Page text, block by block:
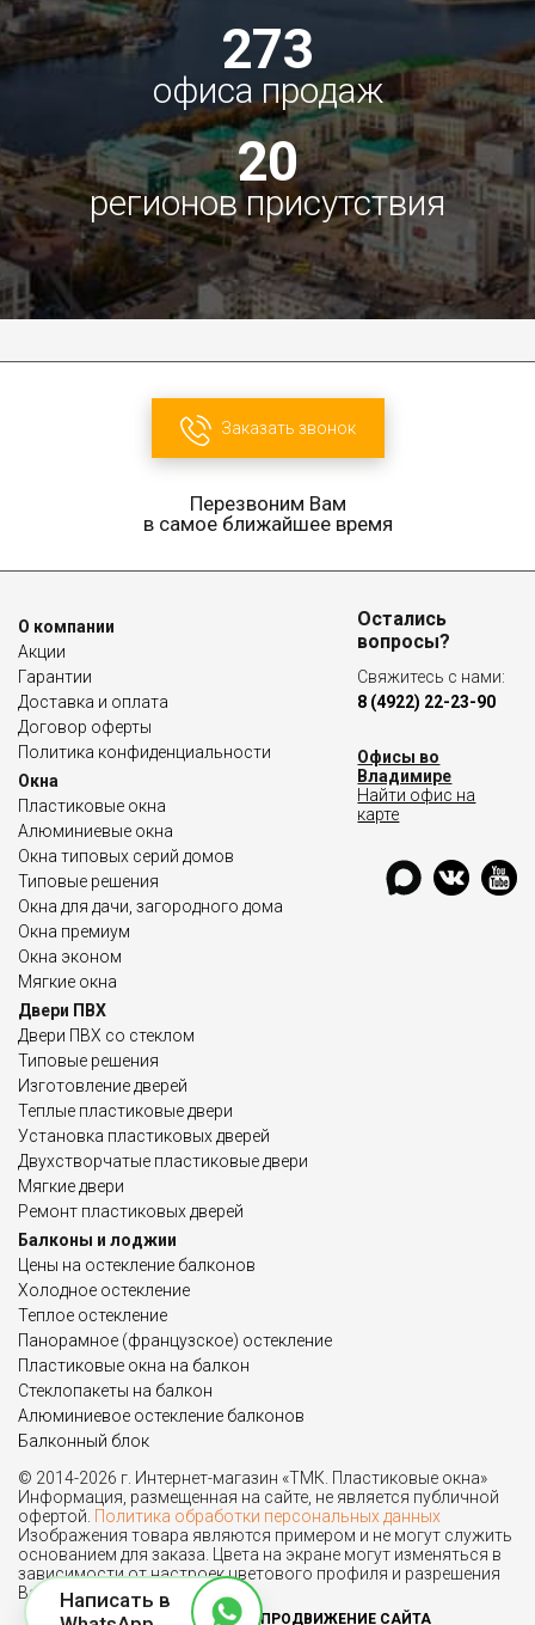
273
офиса продаж
20
регионов присутствия
Заказать звонок
Перезвоним Вам
в самое ближайшее время
О компании
Акции
Гарантии
Доставка и оплата
Договор оферты
Политика конфиденциальности
Окна
Пластиковые окна
Алюминиевые окна
Окна типовых серий домов
Типовые решения
Окна для дачи, загородного дома
Окна премиум
Окна эконом
Мягкие окна
Двери ПВХ
Двери ПВХ со стеклом
Типовые решения
Изготовление дверей
Теплые пластиковые двери
Установка пластиковых дверей
Двухстворчатые пластиковые двери
Мягкие двери
Ремонт пластиковых дверей
Балконы и лоджии
Цены на остекление балконов
Холодное остекление
Теплое остекление
Панорамное (французское) остекление
Пластиковые окна на балкон
Стеклопакеты на балкон
Алюминиевое остекление балконов
Балконный блок
Остались
вопросы?
Свяжитесь с нами:
8 (4922) 22-23-90
Офисы во
Владимире
Найти офис на
карте
© 2014-2026 г. Интернет-магазин «ТМК. Пластиковые окна»
Информация, размещенная на сайте, не является публичной
офертой. Политика обработки персональных данных
Изображения товара являются примером и не могут служить
основанием для заказа. Цвета на экране могут изменяться в
зависимости от настроек цветового профиля и разрешения
Вашего монитора.
ПРОДВИЖЕНИЕ САЙТА
Написать в